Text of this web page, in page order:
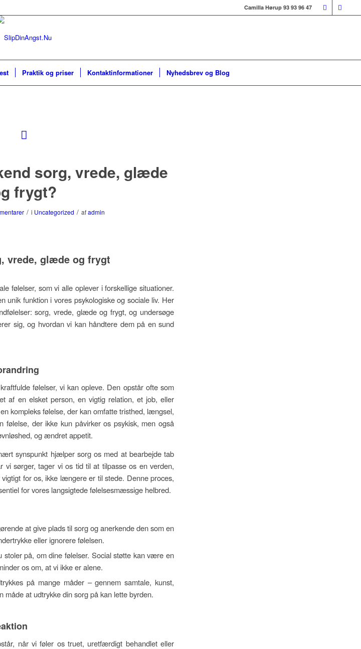
Camilla Hørup 93 93 96 47
Praktik og priser Kontaktinformationer Nyhedsbrev og Blog
sorg, vrede, glæde
frygt?
/ i Uncategorized / afadmin
vrede, glæde og frygt
følelser, som vi alle oplever i forskellige situationer.
unik funktion i vores psykologiske og sociale liv. Her
sorg, vrede, glæde og frygt, og undersøge
sig, og hvordan vi kan håndtere dem på en sund
følelser, vi kan opleve. Den opstår ofte som
af en elsket person, en vigtig relation, et job, eller
kompleks følelse, der kan omfatte tristhed, længsel,
følelse, der ikke kun påvirker os psykisk, men også
og ændret appetit.
synspunkt hjælper sorg os med at bearbejde tab
vi sørger, tager vi os tid til at tilpasse os en verden,
for os, ikke længere er til stede. Denne proces,
for vores langsigtede følelsesmæssige helbred.
at give plads til sorg og anerkende den som en
eller ignorere følelsen.
stoler på, om dine følelser. Social støtte kan være en
os om, at vi ikke er alene.
på mange måder – gennem samtale, kunst,
måde at udtrykke din sorg på kan lette byrden.
når vi føler os truet, uretfærdigt behandlet eller